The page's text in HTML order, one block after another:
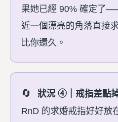
果她已經 90% 確定了
近一個漂亮的角落直接
比你還久。
狀況 ④｜戒指差點
RnD 的求婚戒指好好放